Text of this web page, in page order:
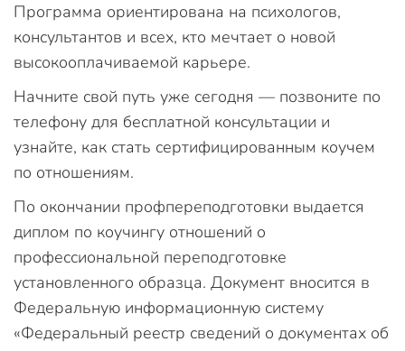
Программа ориентирована на психологов,
консультантов и всех, кто мечтает о новой
высокооплачиваемой карьере.
Начните свой путь уже сегодня — позвоните по
телефону для бесплатной консультации и
узнайте, как стать сертифицированным коучем
по отношениям.
По окончании профпереподготовки выдается
диплом по коучингу отношений о
профессиональной переподготовке
установленного образца. Документ вносится в
Федеральную информационную систему
«Федеральный реестр сведений о документах об